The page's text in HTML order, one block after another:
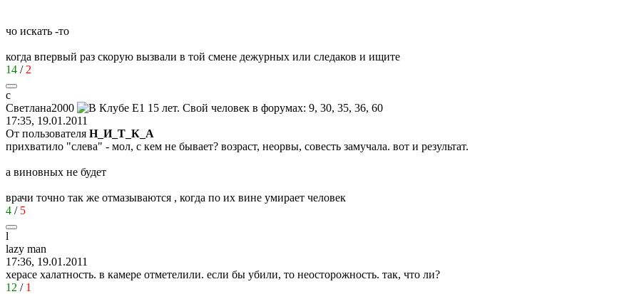
чо искать -то
когда впервый раз скорую вызвали в той смене дежурных или следаков и ищите
14 / 2
с
Светлaна2000
17:35, 19.01.2011
От пользователя Н_И_Т_К_А
прихватило "слева" - мол, с кем не бывает? возраст, неорвы, совесть замучала. вот и результат.
а виновных не будет
врачи точно так же отмазываются , когда по их вине умирает человек
4 / 5
l
lazy man
17:36, 19.01.2011
херасе халатность. в камере отметелили. если бы убили, то неосторожность. так, что ли?
12 / 1